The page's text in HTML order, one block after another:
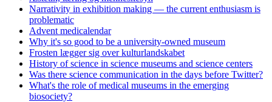
Narrativity in exhibition making — the current enthusiasm is
problematic
Advent medicalendar
Why it's so good to be a university-owned museum
Frosten lægger sig over kulturlandskabet
History of science in science museums and science centers
Was there science communication in the days before Twitter?
What's the role of medical museums in the emerging
biosociety?